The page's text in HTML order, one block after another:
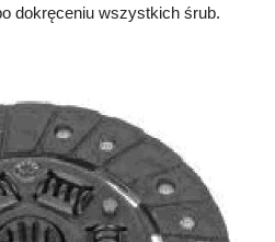
dokręceniu wszystkich śrub.